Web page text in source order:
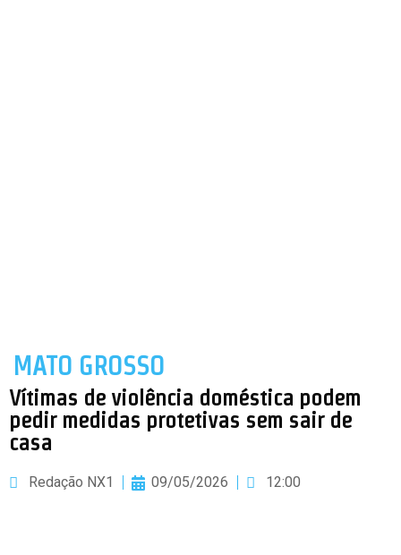
MATO GROSSO
Vítimas de violência doméstica podem
pedir medidas protetivas sem sair de
casa
Redação NX1 09/05/2026 12:00